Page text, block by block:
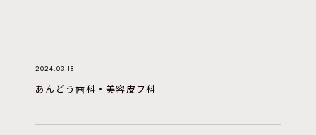
2024.03.18
あんどう歯科・美容皮フ科